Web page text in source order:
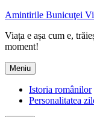
Amintirile Bunicuţei
Viața e așa cum e,
moment!
Meniu
Istoria românilor
Personalitatea